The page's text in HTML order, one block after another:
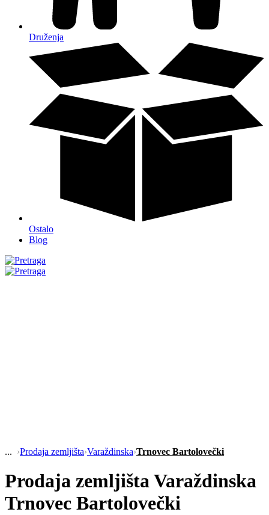
Druženja
Ostalo
Blog
›Prodaja zemljišta›Varaždinska›Trnovec Bartolovečki
Prodaja zemljišta Varaždinska
Trnovec Bartolovečki